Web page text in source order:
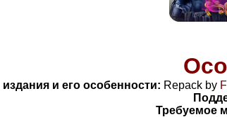
издания и его особенности: Repack by
Требуемое